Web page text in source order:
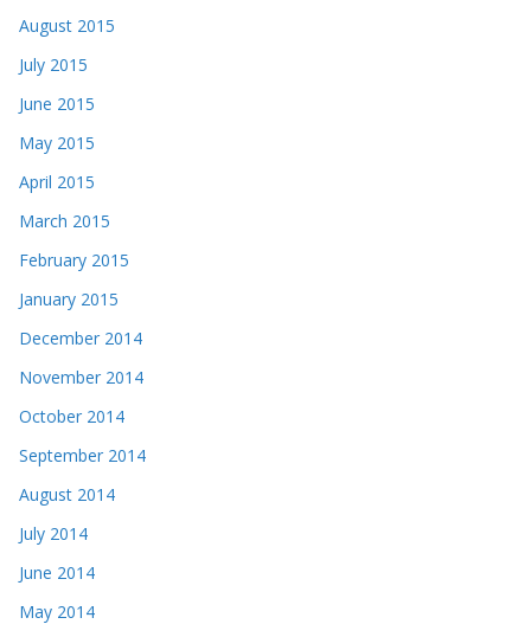
August 2015
July 2015
June 2015
May 2015
April 2015
March 2015
February 2015
January 2015
December 2014
November 2014
October 2014
September 2014
August 2014
July 2014
June 2014
May 2014